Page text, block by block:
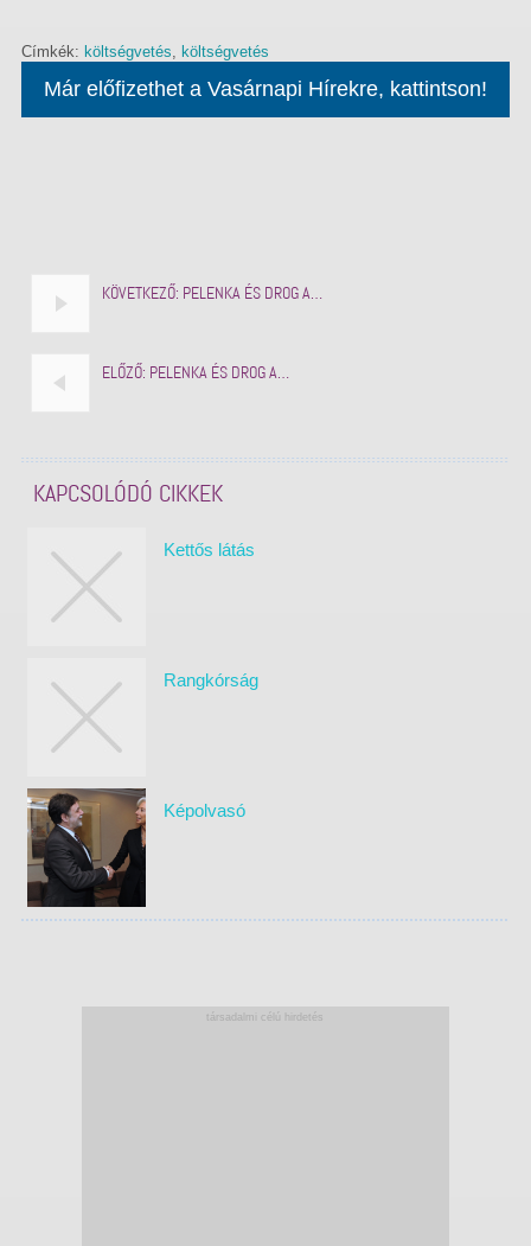
Címkék: költségvetés, költségvetés
Már előfizethet a Vasárnapi Hírekre, kattintson!
KÖVETKEZŐ: PELENKA ÉS DROG A…
ELŐZŐ: PELENKA ÉS DROG A…
KAPCSOLÓDÓ CIKKEK
Kettős látás
Rangkórság
Képolvasó
társadalmi célú hirdetés